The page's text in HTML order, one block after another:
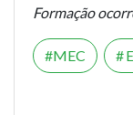
Formação
MEC